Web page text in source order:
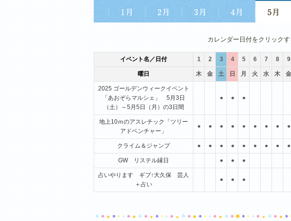
カレンダー日付をクリック
イベント名／日付 1 2 3 4 5 6 7 8 9
曜日 木 金 土 日 月 火 水 木 金
2025 ゴールデンウィークイベント
「あおぞらマルシェ」 5月3日
（土）～5月5日（月）の3日間
● ● ●
地上10ｍのアスレチック「ツリー
アドベンチャー」
● ● ● ● ● ● ● ● ●
クライム＆ジャンプ ● ● ● ● ● ● ● ● ●
GW リステル縁日 ● ● ●
占いやります ギブ↑大久保 芸人
＋占い
● ● ●